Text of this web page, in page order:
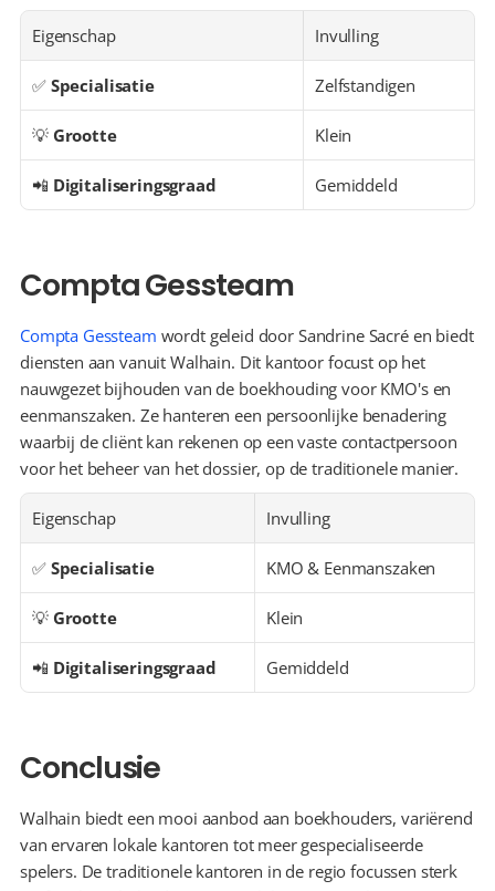
Eigenschap Invulling
✅ Specialisatie Zelfstandigen
💡 Grootte Klein
📲 Digitaliseringsgraad Gemiddeld
Compta Gessteam
Compta Gessteam wordt geleid door Sandrine Sacré en biedt
diensten aan vanuit Walhain. Dit kantoor focust op het
nauwgezet bijhouden van de boekhouding voor KMO's en
eenmanszaken. Ze hanteren een persoonlijke benadering
waarbij de cliënt kan rekenen op een vaste contactpersoon
voor het beheer van het dossier, op de traditionele manier.
Eigenschap Invulling
✅ Specialisatie KMO & Eenmanszaken
💡 Grootte Klein
📲 Digitaliseringsgraad Gemiddeld
Conclusie
Walhain biedt een mooi aanbod aan boekhouders, variërend
van ervaren lokale kantoren tot meer gespecialiseerde
spelers. De traditionele kantoren in de regio focussen sterk